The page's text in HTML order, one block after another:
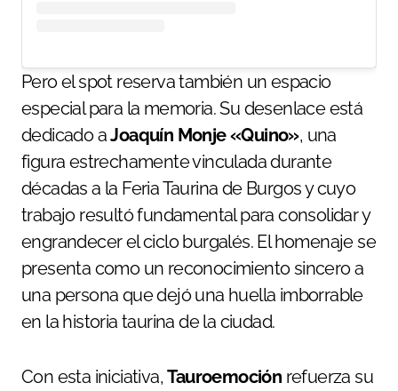
Pero el spot reserva también un espacio
especial para la memoria. Su desenlace está
dedicado aJoaquín Monje «Quino», una
figura estrechamente vinculada durante
décadas a la Feria Taurina de Burgos y cuyo
trabajo resultó fundamental para consolidar y
engrandecer el ciclo burgalés. El homenaje se
presenta como un reconocimiento sincero a
una persona que dejó una huella imborrable
en la historia taurina de la ciudad.
Con esta iniciativa,Tauroemoción refuerza su